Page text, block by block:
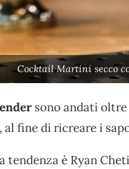
Cocktail Martini secco
sono andati
al fine di ricreare i
tendenza è Ryan